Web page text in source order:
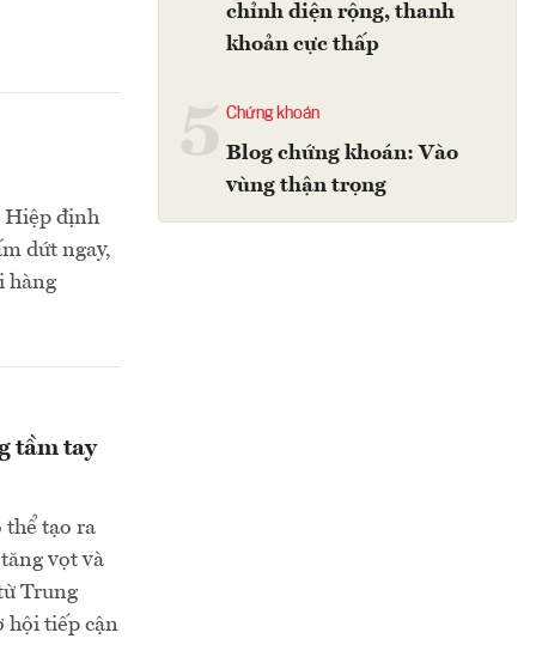
Hiệp định
dứt ngay,
hàng
tầm tay
thể tạo ra
vọt và
Trung
hội tiếp cận
chỉnh diện rộng, thanh
khoản cực thấp
Chứng khoán
Blog chứng khoán: Vào
vùng thận trọng